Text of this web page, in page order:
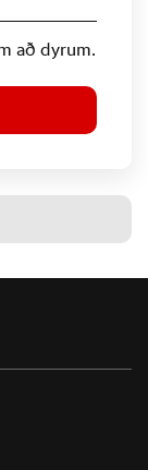
að dyrum.